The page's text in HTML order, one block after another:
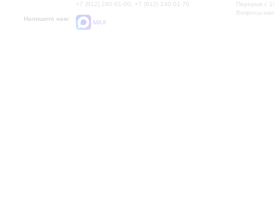
+7 (812) 240-01-00, +7 (812) 240-01-70
Напишите нам:
MAX
Перерыв с
Вопросы